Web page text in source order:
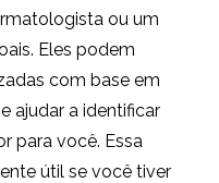
ou um
Eles podem
com base em
ajudar a identificar
para você. Essa
útil se você tiver